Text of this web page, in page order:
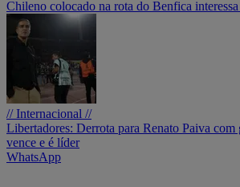
Chileno colocado na rota do Benfica
// Internacional //
Libertadores: Derrota para Renato Paiva
vence e é líder
WhatsApp